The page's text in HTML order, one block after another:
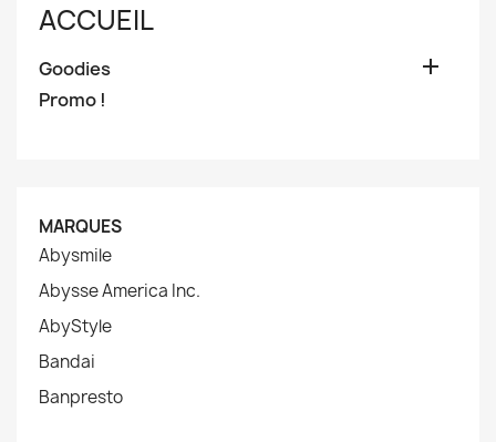
ACCUEIL
Goodies 
Promo !
MARQUES
Abysmile
Abysse America Inc.
AbyStyle
Bandai
Banpresto